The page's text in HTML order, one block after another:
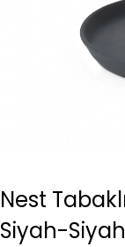
Nest
Siyah-